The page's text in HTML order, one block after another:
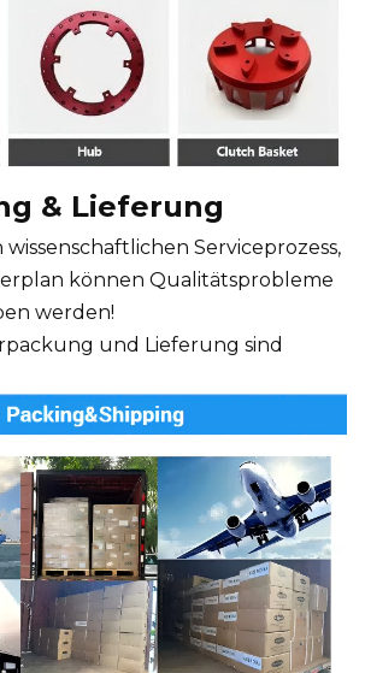
& Lieferung
Serviceprozess,
können Qualitätsprobleme
werden!
und Lieferung sind